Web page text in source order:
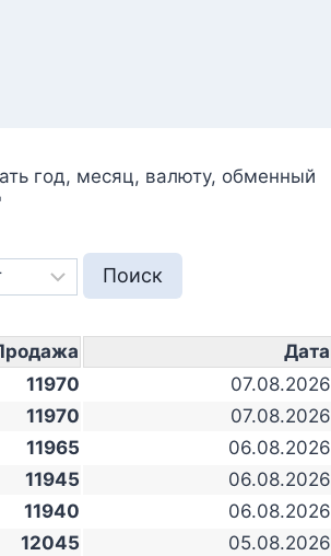
год, месяц, валюту, обменный
Дата
11970
07.08.2026
11970
07.08.2026
11965
06.08.2026
11945
06.08.2026
11940
06.08.2026
12045
05.08.2026